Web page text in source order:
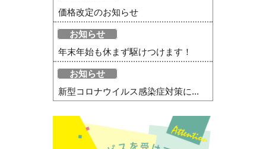
価格改定のお知らせ
お知らせ
年末年始も休まず駆けつけます！
お知らせ
新型コロナウイルス感染症対策に...